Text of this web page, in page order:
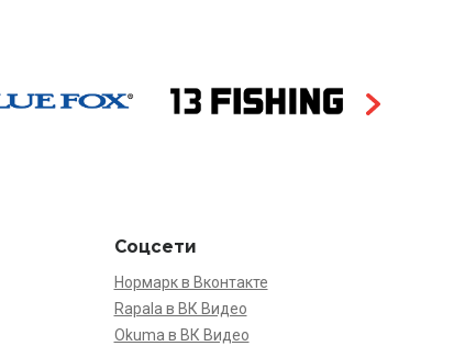
Соцсети
Нормарк в Вконтакте
Rapala в ВК Видео
Okuma в ВК Видео